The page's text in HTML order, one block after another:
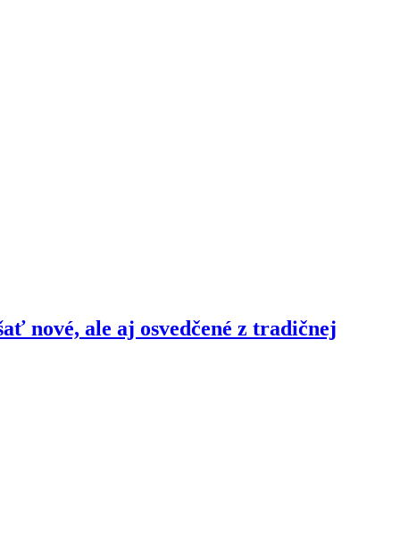
nové, ale aj osvedčené z tradičnej